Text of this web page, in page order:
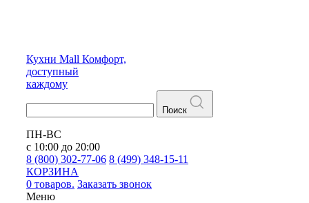
Кухни Mall Комфорт,
доступный
каждому
Поиск
ПН-ВС
с 10:00 до 20:00
8 (800) 302-77-06 8 (499) 348-15-11
КОРЗИНА
0 товаров. Заказать звонок
Меню